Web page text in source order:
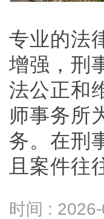
专业的法
增强，刑
法公正和
师事务所
务。在刑
且案件往
时间 :